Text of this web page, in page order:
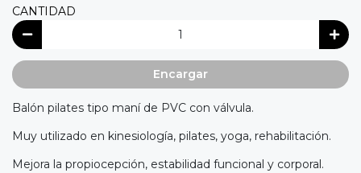
CANTIDAD
Encargar
Balón pilates tipo maní de PVC con válvula.
Muy utilizado en kinesiología, pilates, yoga, rehabilitación.
Mejora la propiocepción, estabilidad funcional y corporal.